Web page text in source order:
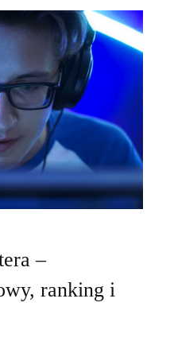
–
ranking i